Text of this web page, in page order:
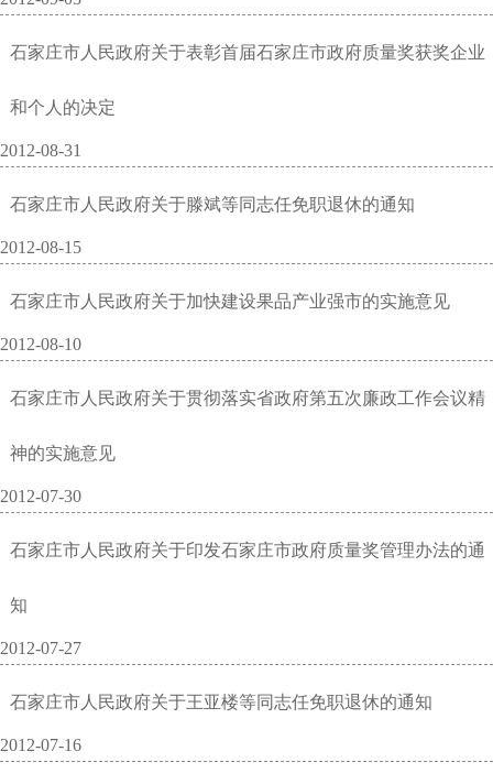
石家庄市人民政府关于表彰首届石家庄市政府质量奖获奖企业
和个人的决定
2012-08-31
石家庄市人民政府关于滕斌等同志任免职退休的通知
2012-08-15
石家庄市人民政府关于加快建设果品产业强市的实施意见
2012-08-10
石家庄市人民政府关于贯彻落实省政府第五次廉政工作会议精
神的实施意见
2012-07-30
石家庄市人民政府关于印发石家庄市政府质量奖管理办法的通
知
2012-07-27
石家庄市人民政府关于王亚楼等同志任免职退休的通知
2012-07-16